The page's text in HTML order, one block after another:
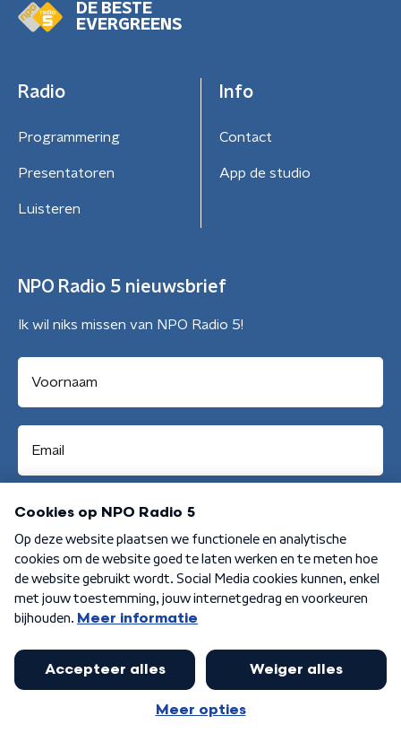
DE BESTE
EVERGREENS
Radio
Programmering
Presentatoren
Luisteren
Info
Contact
App de studio
NPO Radio 5 nieuwsbrief
Ik wil niks missen van NPO Radio 5!
Aanmelden
Algemene voorwaarden